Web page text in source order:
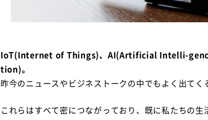
IoT(Internet of Things)、AI(Artificial Intelli-
tion)。
昨今のニュースやビジネストークの中でもよく出てく
これらはすべて密につながっており、既に私たちの